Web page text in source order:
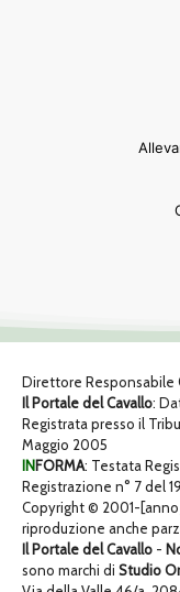
Direttore Responsabile
Il Portale del Cavallo:
Registrata presso il
Maggio 2005
INFORMA: Testata
Registrazione n° 7 del
Copyright © 2001-
riproduzione anche
Il Portale del Cavallo -
sono marchi di Studio